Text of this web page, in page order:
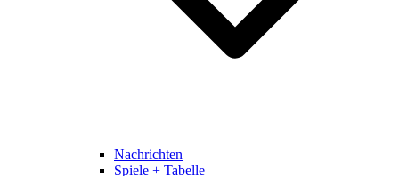
Nachrichten
Spiele + Tabelle